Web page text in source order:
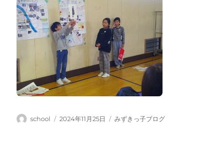
投
school
投
2024年11月25日
カ
みずきっ子ブログ